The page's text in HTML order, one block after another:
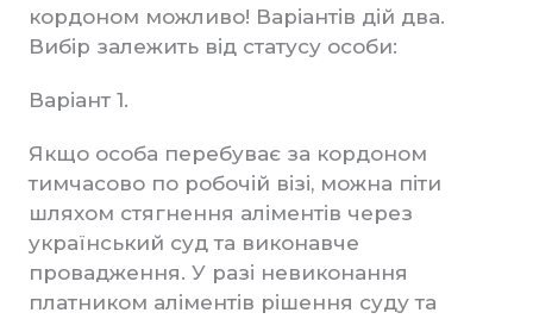
кордоном можливо! Варіантів дій два.
Вибір залежить від статусу особи:
Варіант 1.
Якщо особа перебуває за кордоном
тимчасово по робочій візі, можна піти
шляхом стягнення аліментів через
український суд та виконавче
провадження. У разі невиконання
платником аліментів рішення суду та